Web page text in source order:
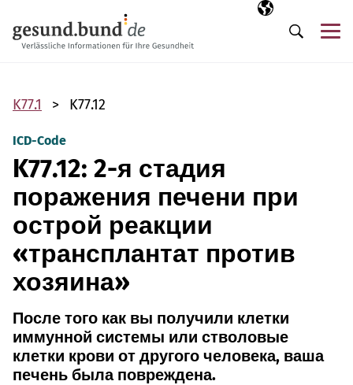
Выбранный
RU
Поиск
K77.1 K77.12
ICD-Code
K77.12: 2-я стадия
поражения печени при
острой реакции
«трансплантат против
хозяина»
После того как вы получили клетки
иммунной системы или стволовые
клетки крови от другого человека, ваша
печень была повреждена.